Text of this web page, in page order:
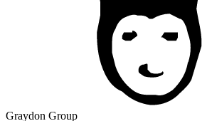
Graydon Group